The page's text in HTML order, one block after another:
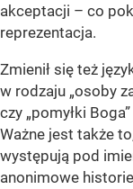
akceptacji – co
reprezentacja.
Zmienił się też
w rodzaju „osoby
czy „pomyłki
Ważne jest także
występują pod
anonimowe